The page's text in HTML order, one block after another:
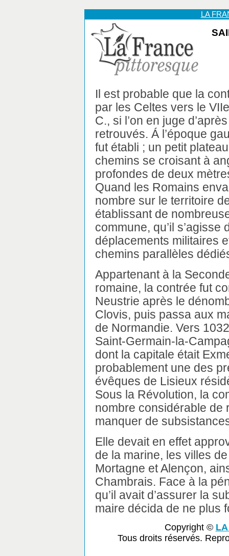
LA
Il est probable que la
par les Celtes vers le
C., si l’on en juge
retrouvés. Á l’époque
fut établi ; un petit
chemins se croisant à
profondes de deux
Quand les Romains
nombre sur le territoire
établissant de
commune, qu’il
déplacements militaires
chemins parallèles
Appartenant à la
romaine, la contrée fut
Neustrie après le
Clovis, puis passa aux
de Normandie. Vers
Saint-Germain-la-
dont la capitale était
probablement une des
évêques de Lisieux
Sous la Révolution, la
nombre considérable de
manquer de
Elle devait en effet
de la marine, les villes
Mortagne et Alençon,
Chambrais. Face à la
qu’il avait d’assurer la
maire décida de ne plus
Copyright ©
Tous droits réservés.